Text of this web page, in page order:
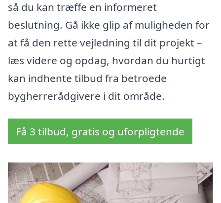
så du kan træffe en informeret
beslutning. Gå ikke glip af muligheden for
at få den rette vejledning til dit projekt –
læs videre og opdag, hvordan du hurtigt
kan indhente tilbud fra betroede
bygherrerådgivere i dit område.
Få 3 tilbud, gratis og uforpligtende